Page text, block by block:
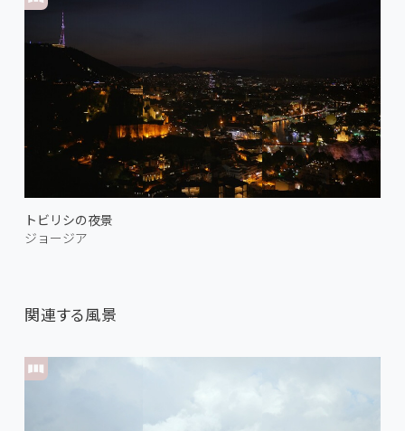
トビリシの夜景
ジョージア
関連する風景